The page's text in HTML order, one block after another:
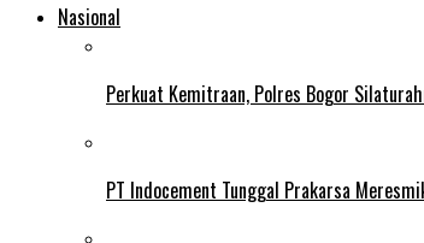
Nasional
Perkuat Kemitraan, Polres Bogor
PT Indocement Tunggal Prakarsa